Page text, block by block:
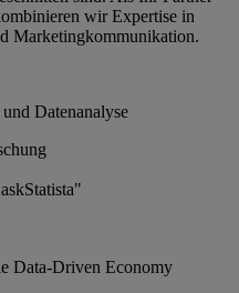
wir Expertise in
Marketingkommunikation.
Datenanalyse
Data-Driven Economy